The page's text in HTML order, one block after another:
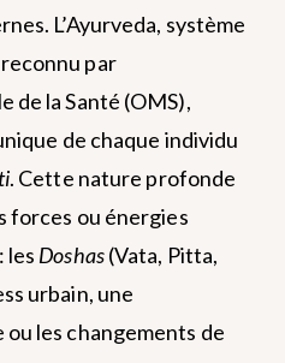
L’Ayurveda, système
par
de la Santé (OMS),
de chaque individu
. Cette nature profonde
forces ou énergies
les Doshas(Vata, Pitta,
urbain, une
les changements de